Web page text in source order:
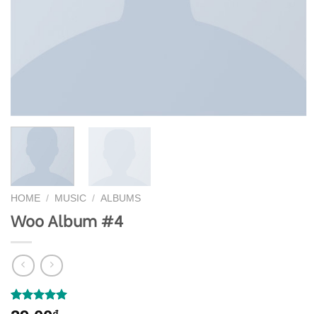
HOME / MUSIC / ALBUMS
Woo Album #4
Rated5.00
2